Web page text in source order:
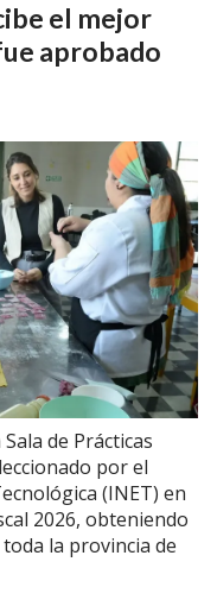
el mejor
aprobado
de Prácticas
por el
(INET) en
2026, obteniendo
la provincia de